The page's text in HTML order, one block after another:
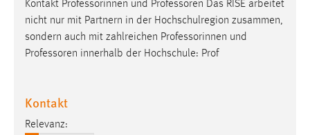
Kontakt Professorinnen und Professoren Das RISE arbeitet
nicht nur mit Partnern in der Hochschulregion zusammen,
sondern auch mit zahlreichen Professorinnen und
Professoren innerhalb der Hochschule: Prof
Kontakt
Relevanz:
Login
Name:
Zweck:
einloggen zu können.